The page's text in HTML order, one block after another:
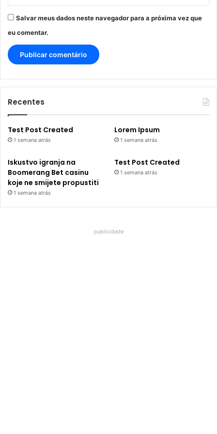
Salvar meus dados neste navegador para a próxima vez que
eu comentar.
Recentes
Test Post Created
1 semana atrás
Lorem Ipsum
1 semana atrás
Iskustvo igranja na
Boomerang Bet casinu
koje ne smijete propustiti
1 semana atrás
Test Post Created
1 semana atrás
publicidade